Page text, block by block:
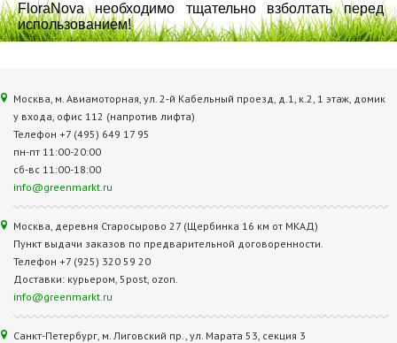
FloraNova необходимо тщательно взболтать перед
использованием!
Москва, м. Авиамоторная, ул. 2‑й Кабельный проезд, д.1, к.2, 1 этаж, домик
у входа, офис 112 (напротив лифта)
Телефон +7 (495) 649 17 95
пн-пт 11:00-20:00
сб-вс 11:00-18:00
info@greenmarkt.ru
Москва, деревня Старосырово 27 (Щербинка 16 км от МКАД)
Пункт выдачи заказов по предварительной договоренности.
Телефон +7 (925) 320 59 20
Доставки: курьером, 5post, ozon.
info@greenmarkt.ru
Санкт-Петербург, м. Лиговский пр., ул. Марата 53, секция 3